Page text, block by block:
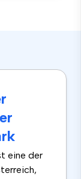
eine der